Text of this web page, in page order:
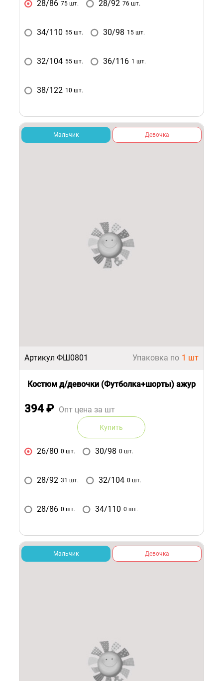
28/86 75 шт. 28/92 76 шт.
34/110 55 шт. 30/98 15 шт.
32/104 55 шт. 36/116 1 шт.
38/122 10 шт.
Мальчик Девочка
Артикул ФШ0801 Упаковка по 1 шт
Костюм д/девочки (Футболка+шорты) ажур
394 ₽ Опт цена за шт
Купить
26/80 0 шт. 30/98 0 шт.
28/92 31 шт. 32/104 0 шт.
28/86 0 шт. 34/110 0 шт.
Мальчик Девочка